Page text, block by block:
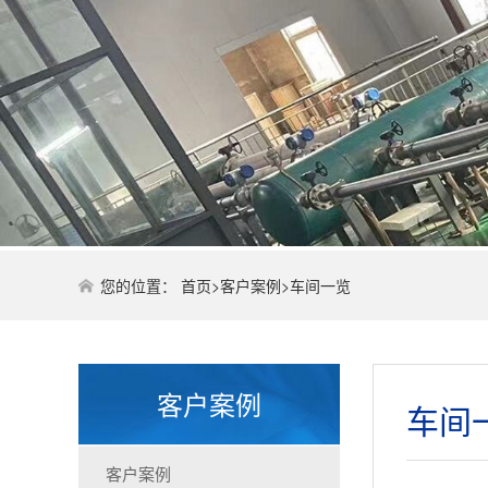
您的位置： 首页>客户案例>车间一览
客户案例
客户案例
车间